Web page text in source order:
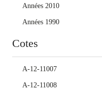
Années 2010
Années 1990
Cotes
A-12-11007
A-12-11008